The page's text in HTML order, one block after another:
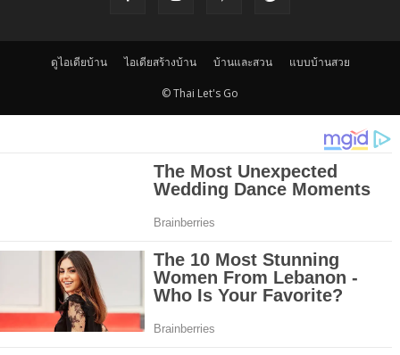
ดูไอเดียบ้าน ไอเดียสร้างบ้าน บ้านและสวน แบบบ้านสวย
© Thai Let's Go